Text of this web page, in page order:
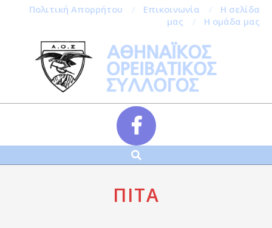
Πολιτική Απορρήτου Επικοινωνία
Η σελίδα
μας
Η ομάδα μας
Αναζήτηση
ΠΊΤΑ